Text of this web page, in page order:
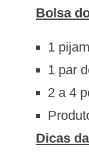
Bolsa
1
1 par
2 a 4
Dicas